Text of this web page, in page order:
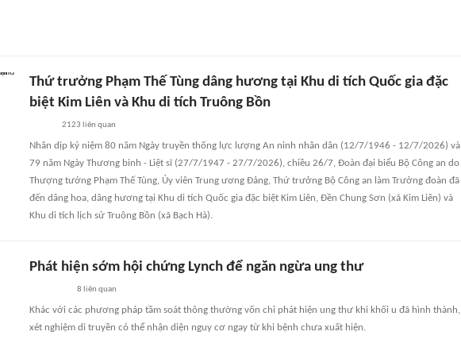
Thứ trưởng Phạm Thế Tùng dâng hương tại Khu di tích Quốc gia đặc
biệt Kim Liên và Khu di tích Truông Bồn
2123 liên quan
Nhân dịp kỷ niệm 80 năm Ngày truyền thống lực lượng An ninh nhân dân (12/7/1946 - 12/7/2026) và
79 năm Ngày Thương binh - Liệt sĩ (27/7/1947 - 27/7/2026), chiều 26/7, Đoàn đại biểu Bộ Công an do
Thượng tướng Phạm Thế Tùng, Ủy viên Trung ương Đảng, Thứ trưởng Bộ Công an làm Trưởng đoàn đã
đến dâng hoa, dâng hương tại Khu di tích Quốc gia đặc biệt Kim Liên, Đền Chung Sơn (xã Kim Liên) và
Khu di tích lịch sử Truông Bồn (xã Bạch Hà).
Phát hiện sớm hội chứng Lynch để ngăn ngừa ung thư
8 liên quan
Khác với các phương pháp tầm soát thông thường vốn chỉ phát hiện ung thư khi khối u đã hình thành,
xét nghiệm di truyền có thể nhận diện nguy cơ ngay từ khi bệnh chưa xuất hiện.